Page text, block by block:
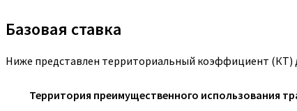
Базовая ставка
Ниже представлен территориальный коэффициент (КТ)
Территория преимущественного использования